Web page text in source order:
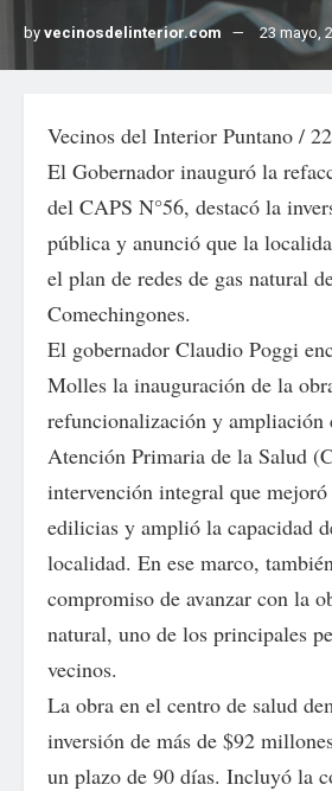
byvecinosdelinterior.com 23 mayo,
Vecinos del Interior Puntano /
El Gobernador inauguró la
del CAPS N°56, destacó la
pública y anunció que la
el plan de redes de gas natural
Comechingones.
El gobernador Claudio Poggi
Molles la inauguración de la
refuncionalización y ampliación
Atención Primaria de la Salud
intervención integral que
edilicias y amplió la capacidad
localidad. En ese marco,
compromiso de avanzar con la
natural, uno de los principales
vecinos.
La obra en el centro de salud
inversión de más de $92
un plazo de 90 días. Incluyó la